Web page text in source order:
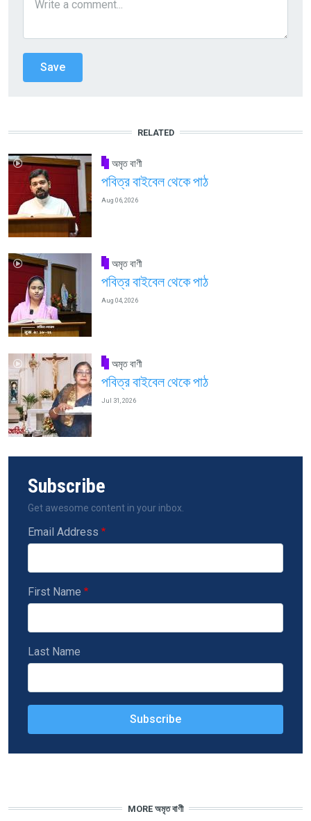
RELATED
অমৃত বাণী
পবিত্র বাইবেল থেকে পাঠ
Aug 06, 2026
অমৃত বাণী
পবিত্র বাইবেল থেকে পাঠ
Aug 04, 2026
অমৃত বাণী
পবিত্র বাইবেল থেকে পাঠ
Jul 31, 2026
Subscribe
Get awesome content in your inbox.
Email Address
First Name
Last Name
MORE অমৃত বাণী